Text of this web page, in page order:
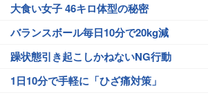
大食い女子 46キロ体型の秘密
バランスボール毎日10分で20kg減
躁状態引き起こしかねないNG行動
1日10分で手軽に「ひざ痛対策」